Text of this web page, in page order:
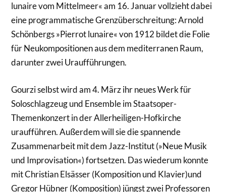
lunaire vom Mittelmeer« am 16. Januar vollzieht dabei
eine programmatische Grenzüberschreitung: Arnold
Schönbergs »Pierrot lunaire« von 1912 bildet die Folie
für Neukompositionen aus dem mediterranen Raum,
darunter zwei Uraufführungen.
Gourzi selbst wird am 4. März ihr neues Werk für
Soloschlagzeug und Ensemble im Staatsoper-
Themenkonzert in der Allerheiligen-Hofkirche
uraufführen. Außerdem will sie die spannende
Zusammenarbeit mit dem Jazz-Institut (»Neue Musik
und Improvisation«) fortsetzen. Das wiederum konnte
mit Christian Elsässer (Komposition und Klavier)und
Gregor Hübner (Komposition) jüngst zwei Professoren